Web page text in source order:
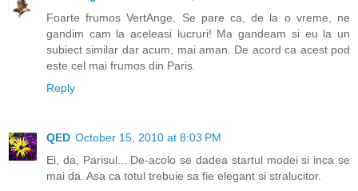
Foarte frumos VertAnge. Se pare ca, de la o vreme, ne
gandim cam la aceleasi lucruri! Ma gandeam si eu la un
subiect similar dar acum, mai aman. De acord ca acest pod
este cel mai frumos din Paris.
Reply
QED October 15, 2010 at 8:03 PM
Ei, da, Parisul... De-acolo se dadea startul modei si inca se
mai da. Asa ca totul trebuie sa fie elegant si stralucitor.